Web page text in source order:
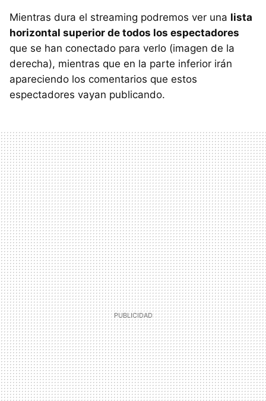
Mientras dura el streaming podremos ver una lista
horizontal superior de todos los espectadores
que se han conectado para verlo (imagen de la
derecha), mientras que en la parte inferior irán
apareciendo los comentarios que estos
espectadores vayan publicando.